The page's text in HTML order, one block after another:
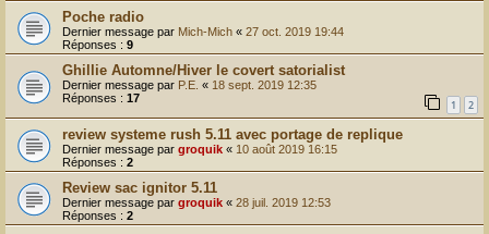
Poche radio
Dernier message par Mich-Mich « 27 oct. 2019 19:44
Réponses : 9
Ghillie Automne/Hiver le covert satorialist
Dernier message par P.E. « 18 sept. 2019 12:35
Réponses : 17 1 2
review systeme rush 5.11 avec portage de replique
Dernier message par groquik « 10 août 2019 16:15
Réponses : 2
Review sac ignitor 5.11
Dernier message par groquik « 28 juil. 2019 12:53
Réponses : 2